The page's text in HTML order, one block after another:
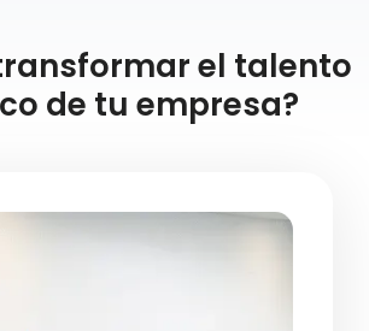
el talento
de tu empresa?